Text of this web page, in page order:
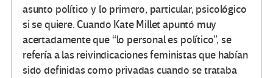
asunto político y lo primero, particular, psicológico
si se quiere. Cuando Kate Millet apuntó muy
acertadamente que “lo personal es político”, se
refería a las reivindicaciones feministas que habían
sido definidas como privadas cuando se trataba